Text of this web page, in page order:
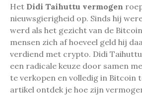
Het Didi Taihuttu vermogen
nieuwsgierigheid op. Sinds hij
werd als het gezicht van de
mensen zich af hoeveel geld hij
verdiend met crypto. Didi Taihuttu
een radicale keuze door samen
te verkopen en volledig in Bitcoin
artikel ontdek je hoe zijn